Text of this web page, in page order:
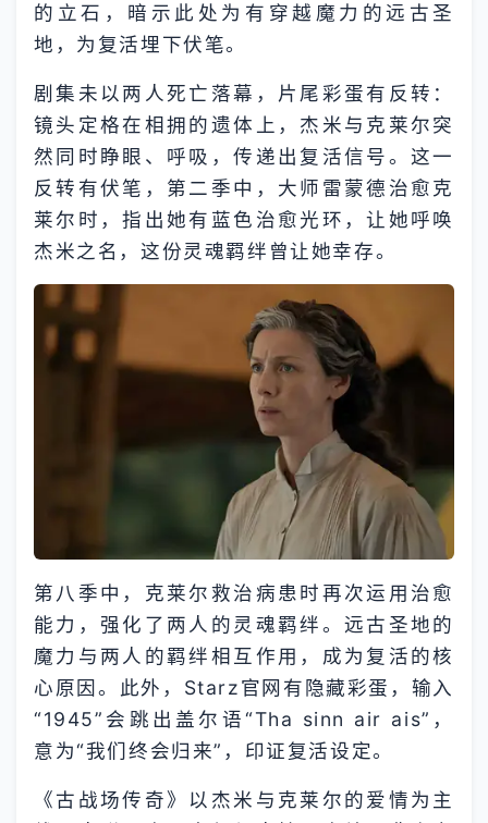
的立石，暗示此处为有穿越魔力的远古圣
地，为复活埋下伏笔。
剧集未以两人死亡落幕，片尾彩蛋有反转：
镜头定格在相拥的遗体上，杰米与克莱尔突
然同时睁眼、呼吸，传递出复活信号。这一
反转有伏笔，第二季中，大师雷蒙德治愈克
莱尔时，指出她有蓝色治愈光环，让她呼唤
杰米之名，这份灵魂羁绊曾让她幸存。
第八季中，克莱尔救治病患时再次运用治愈
能力，强化了两人的灵魂羁绊。远古圣地的
魔力与两人的羁绊相互作用，成为复活的核
心原因。此外，Starz官网有隐藏彩蛋，输入
“1945”会跳出盖尔语“Tha sinn air ais”，
意为“我们终会归来”，印证复活设定。
《古战场传奇》以杰米与克莱尔的爱情为主